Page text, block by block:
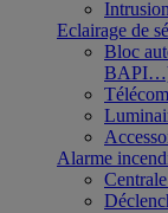
Intrusion
Eclairage de
Bloc
Alarme